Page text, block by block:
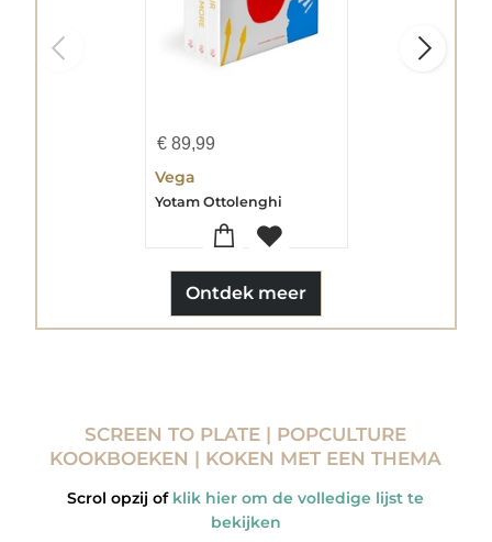
€89,99
Vega
Yotam Ottolenghi
Ontdek meer
SCREEN TO PLATE | POPCULTURE
KOOKBOEKEN | KOKEN MET EEN THEMA
Scrol opzij of klik hier om de volledige lijst te
bekijken